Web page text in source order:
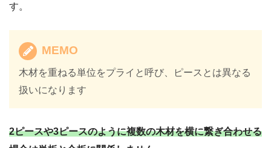
す。
MEMO
木材を重ねる単位をプライと呼び、ピースとは異なる
扱いになります
2ピースや3ピースのように複数の木材を横に繋ぎ合わせる